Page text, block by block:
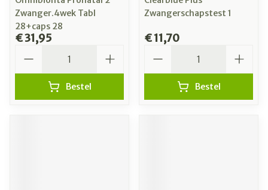
Zwanger.4wek Tabl
28+caps 28
€ 31,95
Bestel
Zwangerschapstest 1
€ 11,70
Bestel